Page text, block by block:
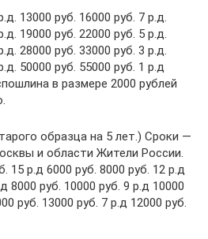
13000 руб. 16000 руб. 7 р.д.
19000 руб. 22000 руб. 5 р.д.
28000 руб. 33000 руб. 3 р.д.
50000 руб. 55000 руб. 1 р.д
в размере 2000 рублей
образца на 5 лет.) Сроки —
и области Жители России.
15 р.д 6000 руб. 8000 руб. 12 р.д
8000 руб. 10000 руб. 9 р.д 10000
руб. 13000 руб. 7 р.д 12000 руб.